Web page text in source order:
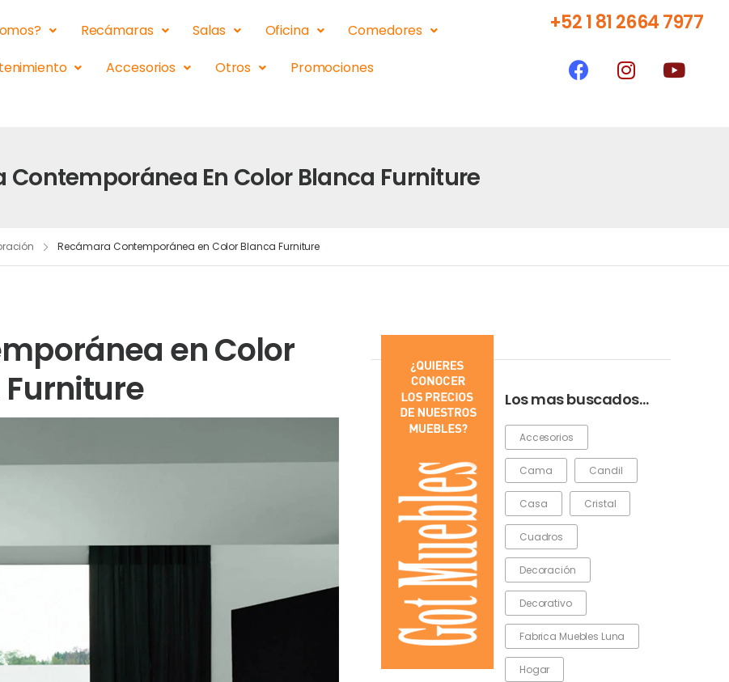
Recámaras Salas Oficina
Comedores
Accesorios Otros Promociones
+52 1 81 2664 7977
Contemporánea En Color Blanca Furniture
Recámara Contemporánea en Color Blanca Furniture
Los mas buscados…
Accesorios
Cama Candil
Casa Cristal
Cuadros
Decoración
Decorativo
Fabrica Muebles Luna
Hogar
en Color